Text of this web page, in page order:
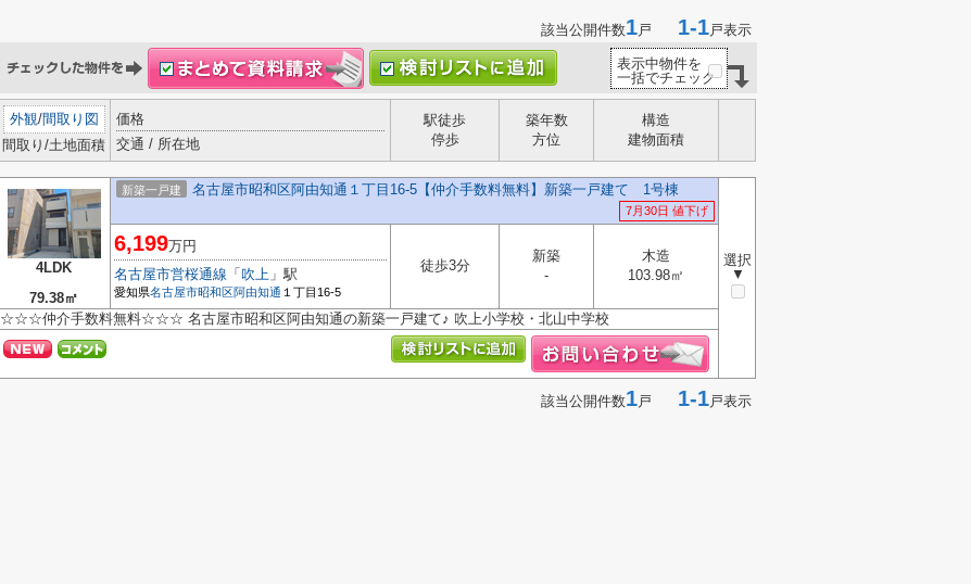
該当公開件数1戸 1-1戸表示
表示中物件を
一括でチェック
外観/間取り図
間取り/土地面積
価格
交通 / 所在地
駅徒歩
停歩
築年数
方位
構造
建物面積
4LDK
79.38㎡
新築一戸建 名古屋市昭和区阿由知通１丁目16-5【仲介手数料無料】新築一戸建て 1号棟
7月30日 値下げ
選択
▼
6,199万円
名古屋市営桜通線 「 吹上 」駅
愛知県名古屋市昭和区阿由知通 １丁目16-5
徒歩3分
新築
-
木造
103.98㎡
☆☆☆仲介手数料無料☆☆☆ 名古屋市昭和区阿由知通の新築一戸建て♪ 吹上小学校・北山中学校
該当公開件数1戸 1-1戸表示